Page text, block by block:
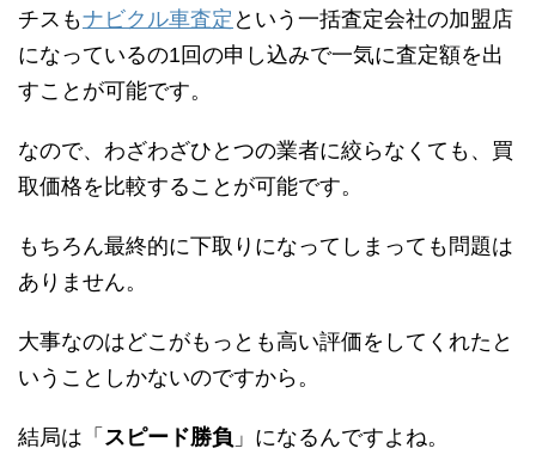
チスもナビクル車査定 という一括査定会社の加盟店
になっているの1回の申し込みで一気に査定額を出
すことが可能です。
なので、わざわざひとつの業者に絞らなくても、買
取価格を比較することが可能です。
もちろん最終的に下取りになってしまっても問題は
ありません。
大事なのはどこがもっとも高い評価をしてくれたと
いうことしかないのですから。
結局は「 スピード勝負 」になるんですよね。